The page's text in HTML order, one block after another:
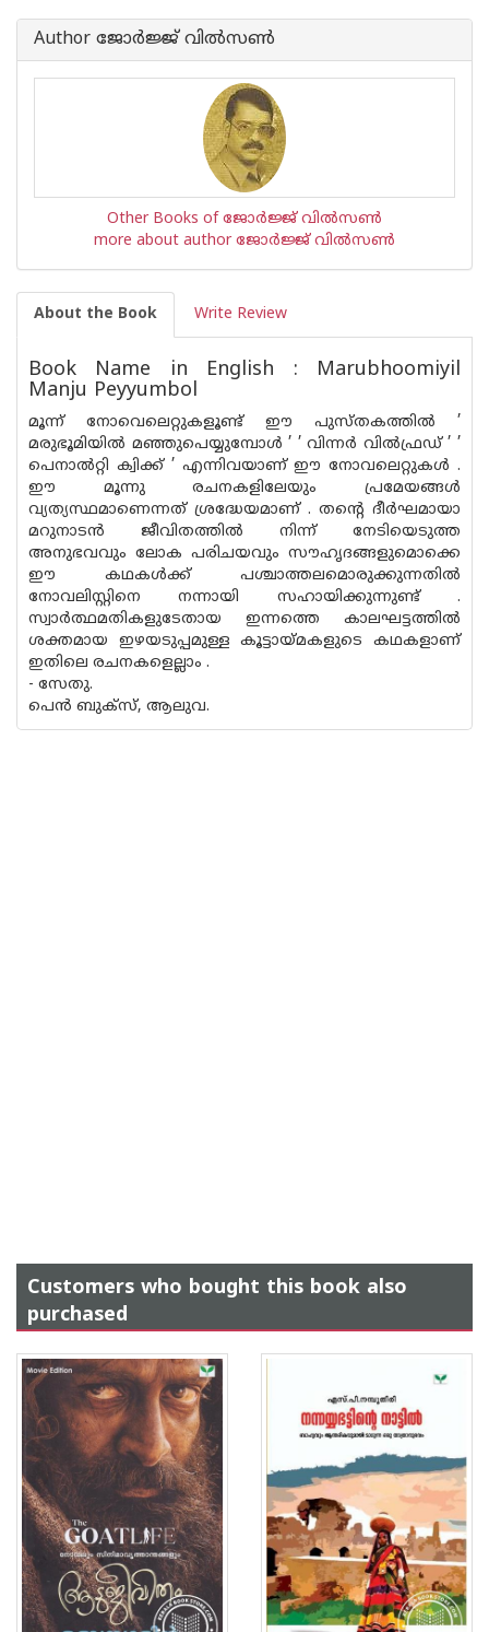
Book
Author ജോര്‍ജ്ജ് വില്‍സണ്‍
Other Books of ജോര്‍ജ്ജ് വില്‍സണ്‍
more about author ജോര്‍ജ്ജ് വില്‍സണ്‍
About the Book Write Review
Book Name in English : Marubhoomiyil
Manju Peyyumbol
മൂന്ന് നോവെലെറ്റുകളൂണ്ട് ഈ പുസ്തകത്തില്‍ ’
മരുഭൂമിയില്‍ മഞ്ഞുപെയ്യുമ്പോള്‍ ’ ’ വിന്നര്‍ വില്‍ഫ്രഡ് ’ ’
പെനാല്‍റ്റി ക്വിക്ക് ’ എന്നിവയാണ്‌ ഈ നോവലെറ്റുകള്‍ .
ഈ മൂന്നു രചനകളിലേയും പ്രമേയങ്ങള്‍
വ്യത്യസ്ഥമാണെന്നത് ശ്രദ്ധേയമാണ്‌ . തന്റെ ദീര്‍ഘമായാ
മറുനാടന്‍ ജീവിതത്തില്‍ നിന്ന് നേടിയെടുത്ത
അനുഭവവും ലോക പരിചയവും സൗഹൃദങ്ങളുമൊക്കെ
ഈ കഥകള്‍ക്ക് പശ്ചാത്തലമൊരുക്കുന്നതില്‍
നോവലിസ്റ്റിനെ നന്നായി സഹായിക്കുന്നുണ്ട് .
സ്വാര്‍ത്ഥമതികളുടേതായ ഇന്നത്തെ കാലഘട്ടത്തില്‍
ശക്തമായ ഇഴയടുപ്പമുള്ള കൂട്ടായ്മകളുടെ കഥകളാണ്‌
ഇതിലെ രചനകളെല്ലാം .
- സേതു.
പെന്‍ ബുക്‍സ്, ആലുവ.
Customers who bought this book also
purchased